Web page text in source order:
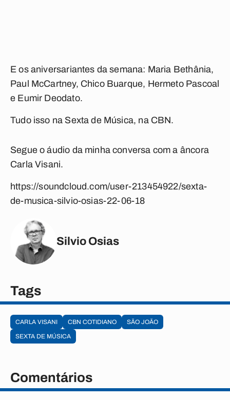
E os aniversariantes da semana: Maria Bethânia,
Paul McCartney, Chico Buarque, Hermeto Pascoal
e Eumir Deodato.
Tudo isso na Sexta de Música, na CBN.
Segue o áudio da minha conversa com a âncora
Carla Visani.
https://soundcloud.com/user-213454922/sexta-
de-musica-silvio-osias-22-06-18
Silvio Osias
Tags
CARLA VISANI CBN COTIDIANO
SÃO JOÃO
SEXTA DE MÚSICA
Comentários